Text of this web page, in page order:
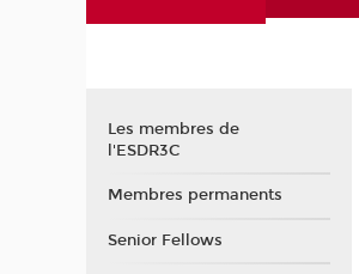
Les membres de
l'ESDR3C
Membres permanents
Senior Fellows